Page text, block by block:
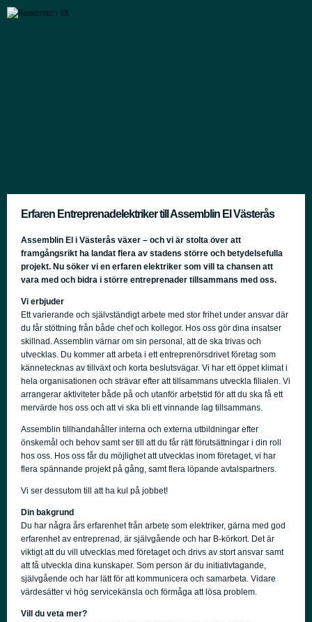
Erfaren Entreprenadelektriker till Assemblin El Västerås
Assemblin El i Västerås växer – och vi är stolta över att
framgångsrikt ha landat flera av stadens större och betydelsefulla
projekt. Nu söker vi en erfaren elektriker som vill ta chansen att
vara med och bidra i större entreprenader tillsammans med oss.
Vi erbjuder
Ett varierande och självständigt arbete med stor frihet under ansvar där
du får stöttning från både chef och kollegor. Hos oss gör dina insatser
skillnad. Assemblin värnar om sin personal, att de ska trivas och
utvecklas. Du kommer att arbeta i ett entreprenörsdrivet företag som
kännetecknas av tillväxt och korta beslutsvägar. Vi har ett öppet klimat i
hela organisationen och strävar efter att tillsammans utveckla filialen. Vi
arrangerar aktiviteter både på och utanför arbetstid för att du ska få ett
mervärde hos oss och att vi ska bli ett vinnande lag tillsammans.
Assemblin tillhandahåller interna och externa utbildningar efter
önskemål och behov samt ser till att du får rätt förutsättningar i din roll
hos oss. Hos oss får du möjlighet att utvecklas inom företaget, vi har
flera spännande projekt på gång, samt flera löpande avtalspartners.
Vi ser dessutom till att ha kul på jobbet!
Din bakgrund
Du har några års erfarenhet från arbete som elektriker, gärna med god
erfarenhet av entreprenad, är självgående och har B-körkort. Det är
viktigt att du vill utvecklas med företaget och drivs av stort ansvar samt
att få utveckla dina kunskaper. Som person är du initiativtagande,
självgående och har lätt för att kommunicera och samarbeta. Vidare
värdesätter vi hög servicekänsla och förmåga att lösa problem.
Vill du veta mer?